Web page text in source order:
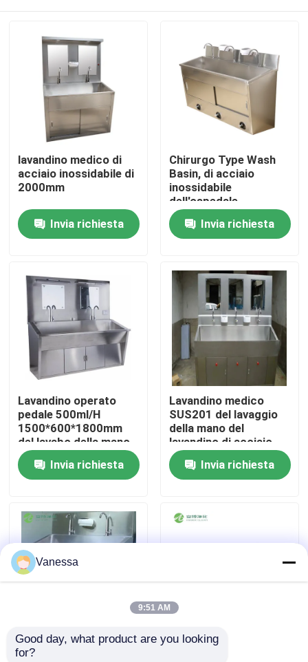
Prodotti
Circa noi
Giro della fabbrica
Controllo di qualità
Contattici
Notizie
Casi
Sala operatoria modulare
Stanza pulita modulare
lavandino medico di
acciaio inossidabile di
2000mm
Invia richiesta
Chirurgo Type Wash
Basin, di acciaio
inossidabile
dell'ospedale
lavandino del lavaggio
della mano operato
ginocchio
Invia richiesta
Lavandino operato
pedale 500ml/H
1500*600*1800mm
del lavabo della mano
SUS304
Invia richiesta
Lavandino medico
SUS201 del lavaggio
della mano del
lavandino di acciaio
inossidabile di
operazione
dell'officina con i fori
Invia richiesta
Scavo medico in
acciaio inossidabile di
Lavabo da lavandino
Vanessa
9:51 AM
Good day, what product are you looking
for?